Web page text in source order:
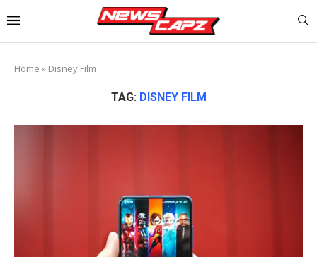
Home » Disney Film
TAG: DISNEY FILM